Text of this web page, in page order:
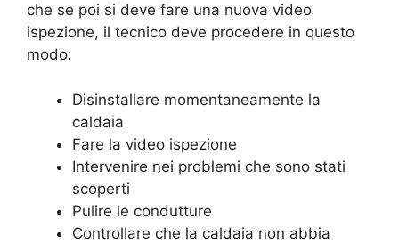
che se poi si deve fare una nuova video
ispezione, il tecnico deve procedere in questo
modo:
Disinstallare momentaneamente la
caldaia
Fare la video ispezione
Intervenire nei problemi che sono stati
scoperti
Pulire le condutture
Controllare che la caldaia non abbia